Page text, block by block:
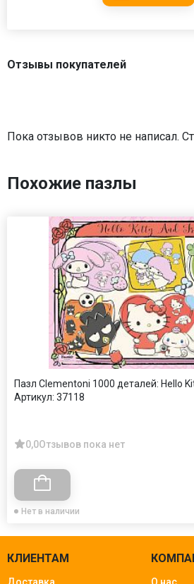
Отзывы покупателей
Пока отзывов никто не написал.
Похожие пазлы
Пазл Clementoni 1000 деталей: Hello
Артикул: 37118
0,0Отзывов пока нет
Нет в наличии
КЛИЕНТАМ